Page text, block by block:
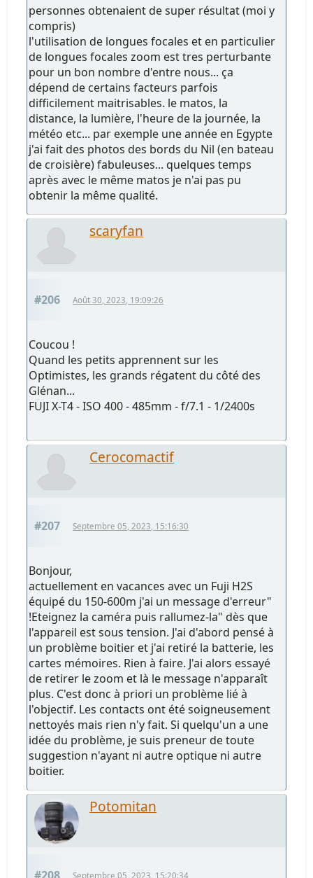
personnes obtenaient de super résultat (moi y
compris)
l'utilisation de longues focales et en particulier
de longues focales zoom est tres perturbante
pour un bon nombre d'entre nous... ça
dépend de certains facteurs parfois
difficilement maitrisables. le matos, la
distance, la lumière, l'heure de la journée, la
météo etc... par exemple une année en Egypte
j'ai fait des photos des bords du Nil (en bateau
de croisière) fabuleuses... quelques temps
après avec le même matos je n'ai pas pu
obtenir la même qualité.
scaryfan
#206 Août 30, 2023, 19:09:26
Coucou !
Quand les petits apprennent sur les
Optimistes, les grands régatent du côté des
Glénan...
FUJI X-T4 - ISO 400 - 485mm - f/7.1 - 1/2400s
Cerocomactif
#207 Septembre 05, 2023, 15:16:30
Bonjour,
actuellement en vacances avec un Fuji H2S
équipé du 150-600m j'ai un message d'erreur"
!Eteignez la caméra puis rallumez-la" dès que
l'appareil est sous tension. J'ai d'abord pensé à
un problème boitier et j'ai retiré la batterie, les
cartes mémoires. Rien à faire. J'ai alors essayé
de retirer le zoom et là le message n'apparaît
plus. C'est donc à priori un problème lié à
l'objectif. Les contacts ont été soigneusement
nettoyés mais rien n'y fait. Si quelqu'un a une
idée du problème, je suis preneur de toute
suggestion n'ayant ni autre optique ni autre
boitier.
Potomitan
Septembre 05, 2023, 15:20:34